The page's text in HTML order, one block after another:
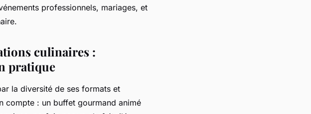
professionnels, mariages, et
culinaires :
pratique
la diversité de ses formats et
compte : un buffet gourmand animé